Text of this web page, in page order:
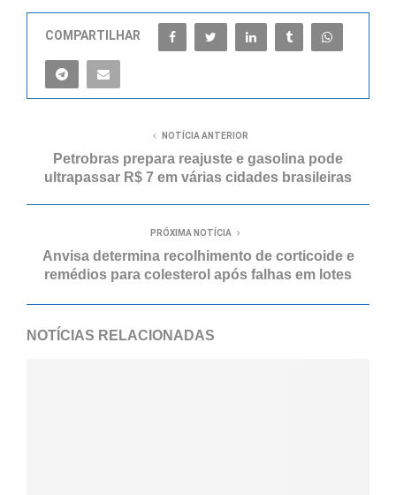
COMPARTILHAR
NOTÍCIA ANTERIOR
Petrobras prepara reajuste e gasolina pode
ultrapassar R$ 7 em várias cidades brasileiras
PRÓXIMA NOTÍCIA
Anvisa determina recolhimento de corticoide e
remédios para colesterol após falhas em lotes
NOTÍCIAS RELACIONADAS